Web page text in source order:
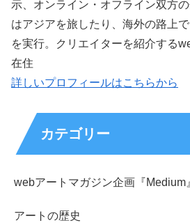
示、オンライン・オフライン双方
はアジアを旅したり、海外の路上
を実行。クリエイターを紹介する
在住
詳しいプロフィールはこちらから
カテゴリー
webアートマガジン企画『Medium
アートの歴史